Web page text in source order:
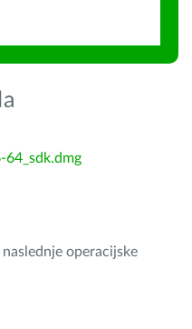
64_sdk.dmg
operacijske